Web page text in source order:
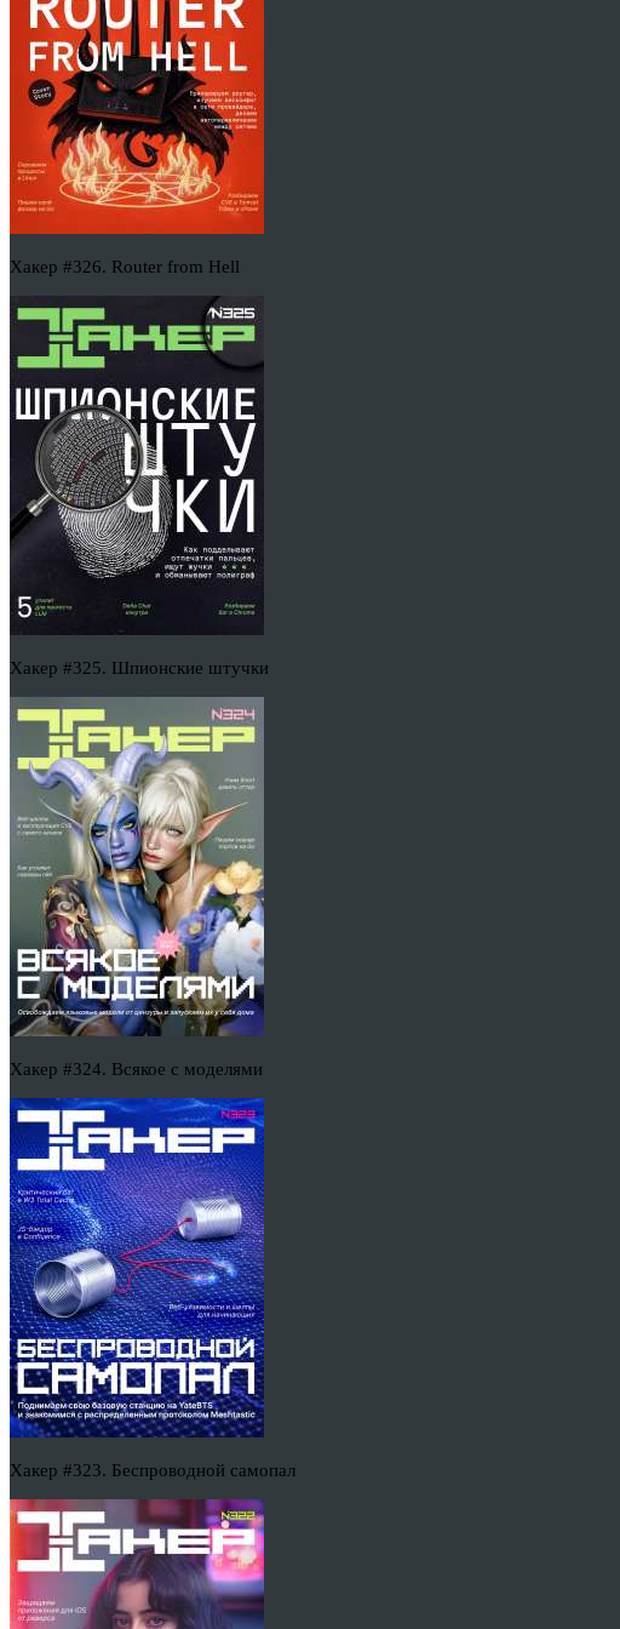
Хакер #326. Router from Hell
Хакер #325. Шпионские штучки
Хакер #324. Всякое с моделями
Хакер #323. Беспроводной самопал